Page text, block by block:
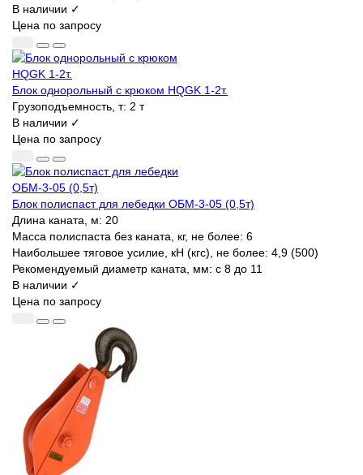
В наличии ✓
Цена по запросу
Блок однорольный с крюком HQGK 1-2т.
Грузоподъемность, т: 2 т
В наличии ✓
Цена по запросу
Блок полиспаст для лебедки ОБМ-3-05 (0,5т)
Длина каната, м: 20
Масса полиспаста без каната, кг, не более: 6
Наибольшее тяговое усилие, кН (кгс), не более: 4,9 (500)
Рекомендуемый диаметр каната, мм: с 8 до 11
В наличии ✓
Цена по запросу